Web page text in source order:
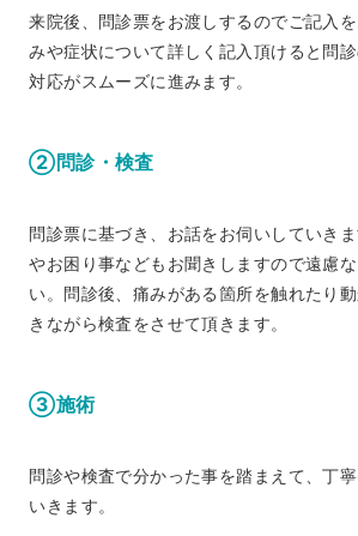
来院後、問診票をお渡しするのでご記入
みや症状について詳しく記入頂けると問
対応がスムーズに進みます。
②問診・検査
問診票に基づき、お話をお伺いしていき
やお困り事などもお聞きしますので遠慮
い。問診後、痛みがある箇所を触れたり
きながら検査をさせて頂きます。
③施術
問診や検査で分かった事を踏まえて、丁
いきます。